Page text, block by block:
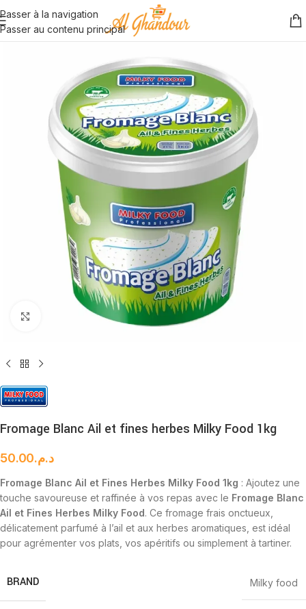
Passer à la navigation
Passer au contenu principal
Cliquez pour agrandir
Fromage Blanc Ail et fines herbes Milky Food 1kg
د.م.50.00
Fromage Blanc Ail et Fines Herbes Milky Food 1kg : Ajoutez une
touche savoureuse et raffinée à vos repas avec le Fromage Blanc
Ail et Fines Herbes Milky Food. Ce fromage frais onctueux,
délicatement parfumé à l’ail et aux herbes aromatiques, est idéal
pour agrémenter vos plats, vos apéritifs ou simplement à tartiner.
BRAND Milky food